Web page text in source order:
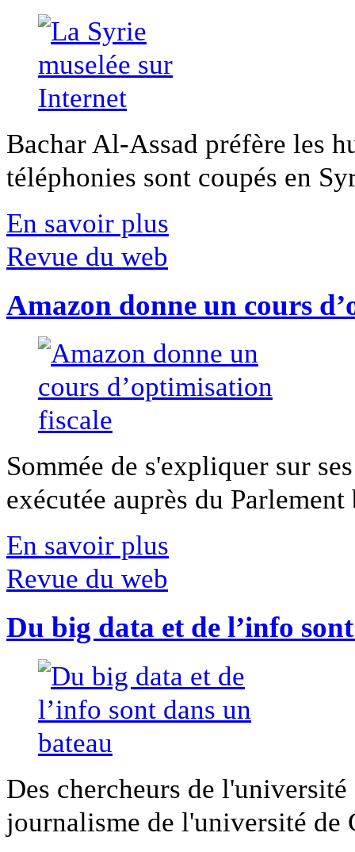
Bachar Al-Assad préfère les
téléphonies sont coupés en
En savoir plus
Revue du web
Amazon donne un cours
Sommée de s'expliquer sur
exécutée auprès du
En savoir plus
Revue du web
Du big data et de l’info
Des chercheurs de
journalisme de l'université